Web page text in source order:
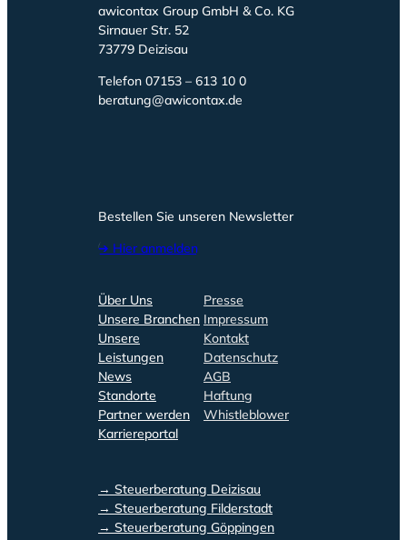
awicontax Group GmbH & Co. KG
Sirnauer Str. 52
73779 Deizisau
Telefon 07153 – 613 10 0
beratung@awicontax.de
Bestellen Sie unseren Newsletter
➔ Hier anmelden
Über Uns
Unsere Branchen
Unsere
Leistungen
News
Standorte
Partner werden
Karriereportal
Presse
Impressum
Kontakt
Datenschutz
AGB
Haftung
Whistleblower
→ Steuerberatung Deizisau
→ Steuerberatung Filderstadt
→ Steuerberatung Göppingen